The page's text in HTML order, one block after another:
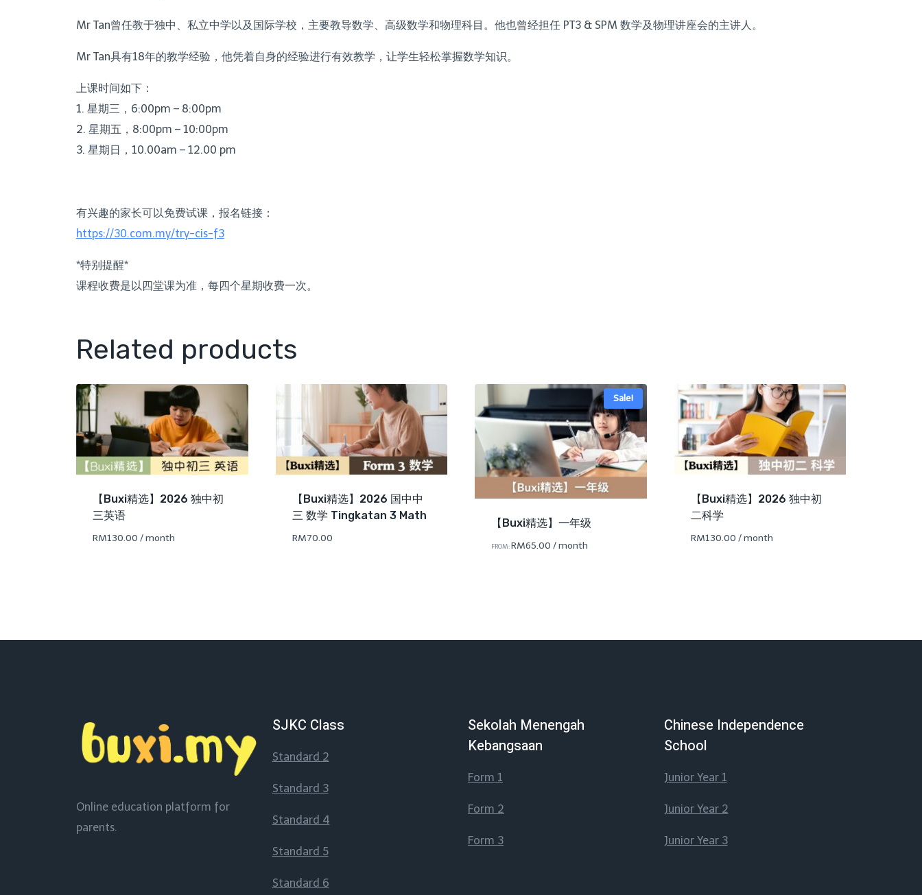
Mr Tan曾任教于独中、私立中学以及国际学校，主要教导数学、高级数学和物理科目。他也曾经担任 PT3 & SPM 数学及物理讲座会的主讲人。
Mr Tan具有18年的教学经验，他凭着自身的经验进行有效教学，让学生轻松掌握数学知识。
上课时间如下：
1. 星期三，6:00pm – 8:00pm
2. 星期五，8:00pm – 10:00pm
3. 星期日，10.00am – 12.00 pm
有兴趣的家长可以免费试课，报名链接：
https://30.com.my/try-cis-f3
*特别提醒*
课程收费是以四堂课为准，每四个星期收费一次。
Related products
【Buxi精选】2026 独中初
三英语
RM130.00 / month
【Buxi精选】2026 国中中
三 数学 Tingkatan 3 Math
RM70.00
Sale!
【Buxi精选】一年级
FROM:RM65.00 / month
【Buxi精选】2026 独中初
二科学
RM130.00 / month
Online education platform for
parents.
SJKC Class
Standard 2
Standard 3
Standard 4
Standard 5
Standard 6
Sekolah Menengah
Kebangsaan
Form 1
Form 2
Form 3
Chinese Independence
School
Junior Year 1
Junior Year 2
Junior Year 3